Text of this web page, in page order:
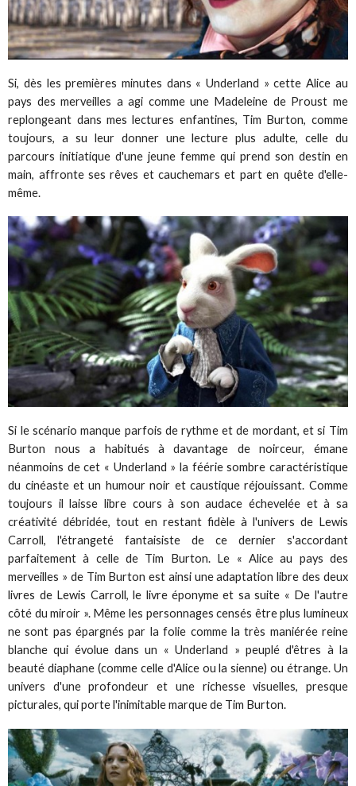
Si, dès les premières minutes dans « Underland » cette Alice au
pays des merveilles a agi comme une Madeleine de Proust me
replongeant dans mes lectures enfantines, Tim Burton, comme
toujours, a su leur donner une lecture plus adulte, celle du
parcours initiatique d'une jeune femme qui prend son destin en
main, affronte ses rêves et cauchemars et part en quête d'elle-
même.
Si le scénario manque parfois de rythme et de mordant, et si Tim
Burton nous a habitués à davantage de noirceur, émane
néanmoins de cet « Underland » la féérie sombre caractéristique
du cinéaste et un humour noir et caustique réjouissant. Comme
toujours il laisse libre cours à son audace échevelée et à sa
créativité débridée, tout en restant fidèle à l'univers de Lewis
Carroll, l'étrangeté fantaisiste de ce dernier s'accordant
parfaitement à celle de Tim Burton. Le « Alice au pays des
merveilles » de Tim Burton est ainsi une adaptation libre des deux
livres de Lewis Carroll, le livre éponyme et sa suite « De l'autre
côté du miroir ». Même les personnages censés être plus lumineux
ne sont pas épargnés par la folie comme la très maniérée reine
blanche qui évolue dans un « Underland » peuplé d'êtres à la
beauté diaphane (comme celle d'Alice ou la sienne) ou étrange. Un
univers d'une profondeur et une richesse visuelles, presque
picturales, qui porte l'inimitable marque de Tim Burton.